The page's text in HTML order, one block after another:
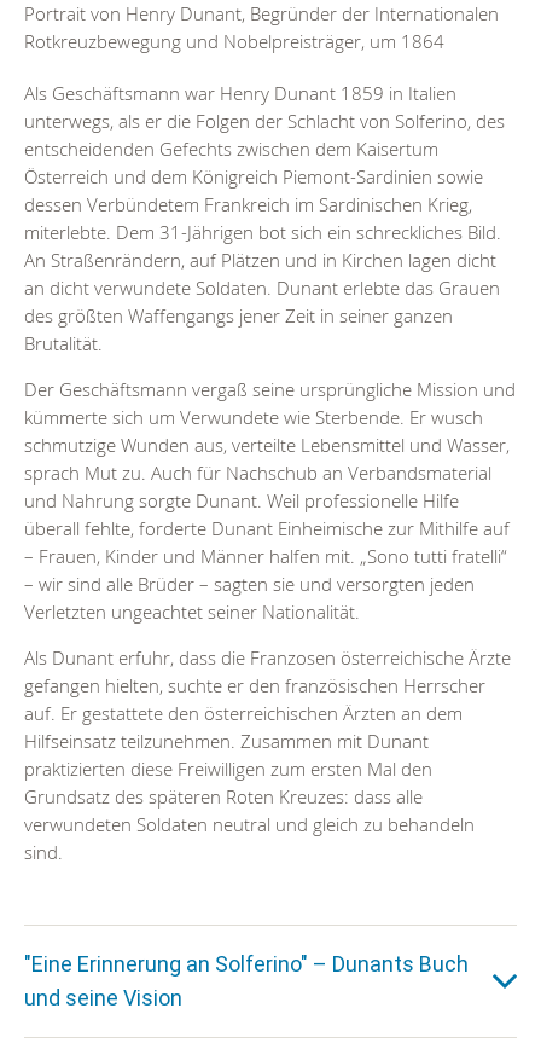
Portrait von Henry Dunant, Begründer der Internationalen
Rotkreuzbewegung und Nobelpreisträger, um 1864
Als Geschäftsmann war Henry Dunant 1859 in Italien
unterwegs, als er die Folgen der Schlacht von Solferino, des
entscheidenden Gefechts zwischen dem Kaisertum
Österreich und dem Königreich Piemont-Sardinien sowie
dessen Verbündetem Frankreich im Sardinischen Krieg,
miterlebte. Dem 31-Jährigen bot sich ein schreckliches Bild.
An Straßenrändern, auf Plätzen und in Kirchen lagen dicht
an dicht verwundete Soldaten. Dunant erlebte das Grauen
des größten Waffengangs jener Zeit in seiner ganzen
Brutalität.
Der Geschäftsmann vergaß seine ursprüngliche Mission und
kümmerte sich um Verwundete wie Sterbende. Er wusch
schmutzige Wunden aus, verteilte Lebensmittel und Wasser,
sprach Mut zu. Auch für Nachschub an Verbandsmaterial
und Nahrung sorgte Dunant. Weil professionelle Hilfe
überall fehlte, forderte Dunant Einheimische zur Mithilfe auf
– Frauen, Kinder und Männer halfen mit. „Sono tutti fratelli“
– wir sind alle Brüder – sagten sie und versorgten jeden
Verletzten ungeachtet seiner Nationalität.
Als Dunant erfuhr, dass die Franzosen österreichische Ärzte
gefangen hielten, suchte er den französischen Herrscher
auf. Er gestattete den österreichischen Ärzten an dem
Hilfseinsatz teilzunehmen. Zusammen mit Dunant
praktizierten diese Freiwilligen zum ersten Mal den
Grundsatz des späteren Roten Kreuzes: dass alle
verwundeten Soldaten neutral und gleich zu behandeln
sind.
"Eine Erinnerung an Solferino" – Dunants Buch
und seine Vision